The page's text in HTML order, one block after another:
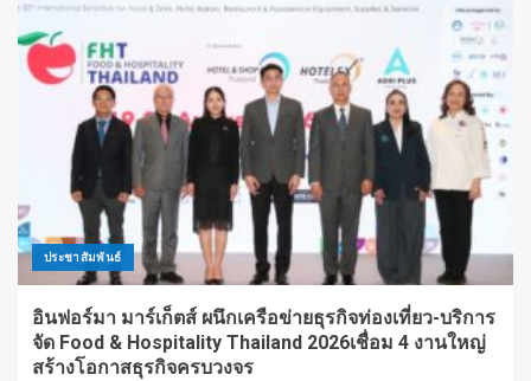
ประชาสัมพันธ์
อินฟอร์มา มาร์เก็ตส์ ผนึกเครือข่ายธุรกิจท่องเที่ยว-บริการ
จัด Food & Hospitality Thailand 2026เชื่อม 4 งานใหญ่
สร้างโอกาสธุรกิจครบวงจร